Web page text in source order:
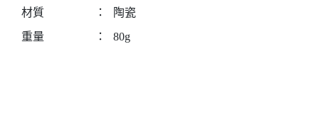
材質
：
陶瓷
重量
： 80g